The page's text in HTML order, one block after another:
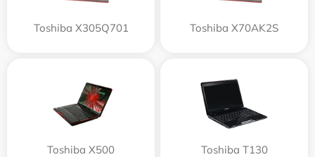
Toshiba X305Q701 Toshiba X70AK2S
Toshiba X500 Toshiba T130